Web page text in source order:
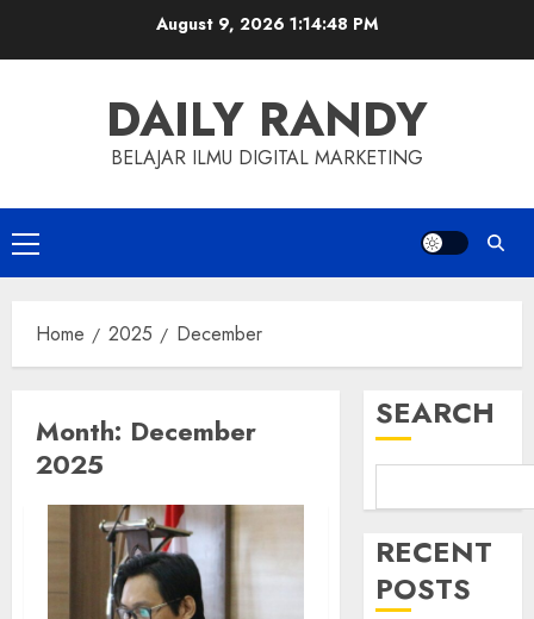
August 9, 2026 1:14:49 PM
DAILY RANDY
BELAJAR ILMU DIGITAL MARKETING
Primary
Menu
Home 2025 December
Month: December
2025
SEARCH
RECENT
POSTS